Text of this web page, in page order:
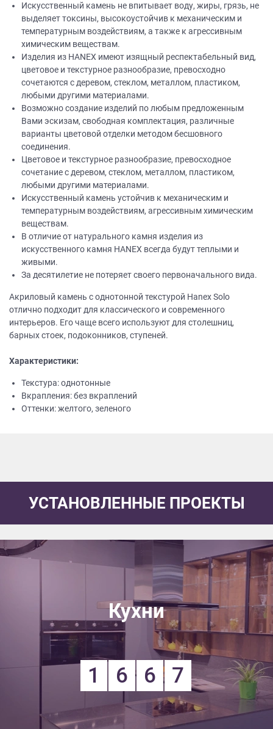
Искусственный камень не впитывает воду, жиры, грязь, не
выделяет токсины, высокоустойчив к механическим и
температурным воздействиям, а также к агрессивным
химическим веществам.
Изделия из НANEХ имеют изящный респектабельный вид,
цветовое и текстурное разнообразие, превосходно
сочетаются с деревом, стеклом, металлом, пластиком,
любыми другими материалами.
Возможно создание изделий по любым предложенным
Вами эскизам, свободная комплектация, различные
варианты цветовой отделки методом бесшовного
соединения.
Цветовое и текстурное разнообразие, превосходное
сочетание с деревом, стеклом, металлом, пластиком,
любыми другими материалами.
Искусственный камень устойчив к механическим и
температурным воздействиям, агрессивным химическим
веществам.
В отличие от натурального камня изделия из
искусственного камня НANEХ всегда будут теплыми и
живыми.
За десятилетие не потеряет своего первоначального вида.
Акриловый камень с однотонной текстурой Hanex Solo
отлично подходит для классического и современного
интерьеров. Его чаще всего используют для столешниц,
барных стоек, подоконников, ступеней.
Характеристики:
Текстура: однотонные
Вкрапления: без вкраплений
Оттенки: желтого, зеленого
УСТАНОВЛЕННЫЕ ПРОЕКТЫ
Кухни
1 6 6 7